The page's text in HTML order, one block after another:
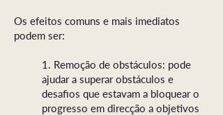
Os efeitos comuns e mais imediatos
podem ser:
1. Remoção de obstáculos: pode
ajudar a superar obstáculos e
desafios que estavam a bloquear o
progresso em direcção a objetivos